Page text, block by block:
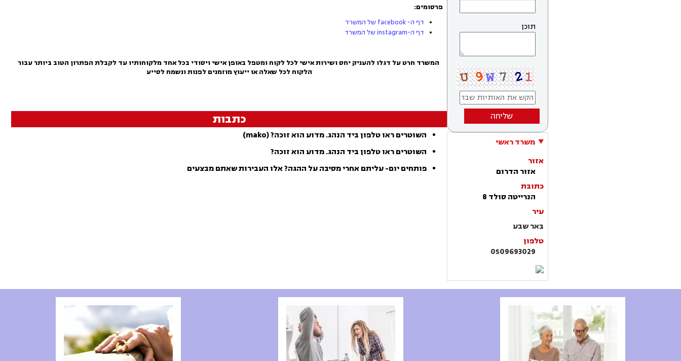
תוכן
שליחה
משרד ראשי
אזור
אזור הדרום
כתובת
הנרייטה סולד 8
עיר
באר שבע
טלפון
0509693029
פרסומים:
דף ה- facebook של המשרד
דף ה-instagram של המשרד
המשרד חרט על דגלו להעניק יחס ושירות אישי לכל לקוח ומטפל באופן אישי ויסודי בכל אחד מלקוחותיו עד לקבלת הפתרון הטוב ביותר עבור
הלקוח לכל שאלה או ייעוץ מוזמנים לפנות ונשמח לסייע
כתבות
השוטרים ראו טלפון ביד הנהג. מדוע הוא זוכה? (mako)
השוטרים ראו טלפון ביד הנהג. מדוע הוא זוכה?
פותחים יום- עליתם אחרי מסיבה על ההגה? אלו העבירות שאתם מבצעים